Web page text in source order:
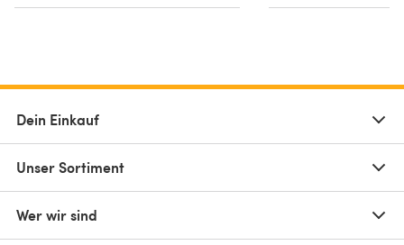
Dein Einkauf
Unser Sortiment
Wer wir sind